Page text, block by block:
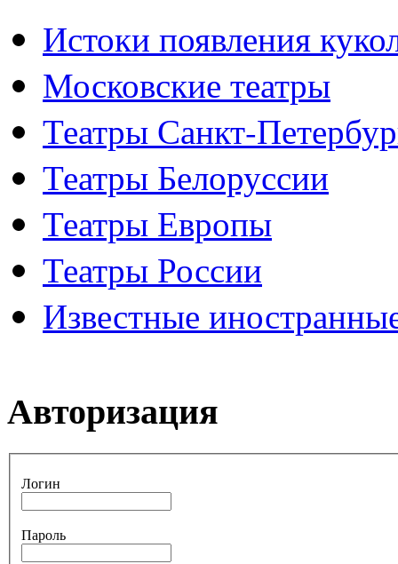
Истоки появления
Московские театры
Театры Санкт-
Театры Белоруссии
Театры Европы
Театры России
Известные
Авторизация
Логин
Пароль